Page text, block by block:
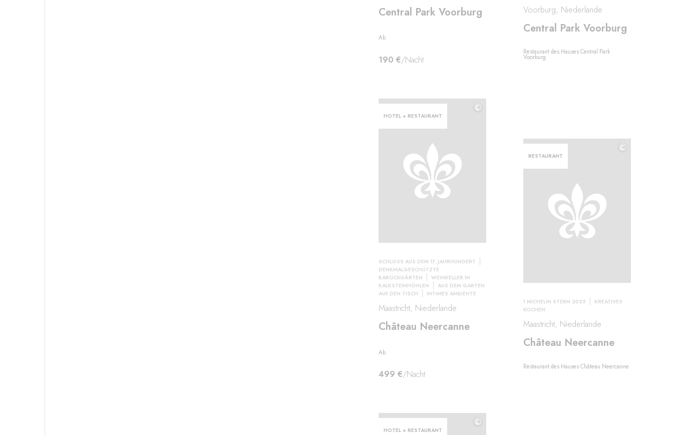
Central Park Voorburg
Ab
190 €/Nacht
Voorburg, Niederlande
Central Park Voorburg
Restaurant des Hauses Central Park
Voorburg
HOTEL + RESTAURANT
©
SCHLOSS AUS DEM 17. JAHRHUNDERT
DENKMALGESCHÜTZTE
BAROCKGÄRTEN
WEINKELLER IN
KALKSTEINHÖHLEN
AUS DEM GARTEN
AUF DEN TISCH
INTIMES AMBIENTE
Maastricht, Niederlande
Château Neercanne
Ab
499 €/Nacht
RESTAURANT
©
1 MICHELIN STERN 2025
KREATIVES
KOCHEN
Maastricht, Niederlande
Château Neercanne
Restaurant des Hauses Château Neercanne
HOTEL + RESTAURANT
©